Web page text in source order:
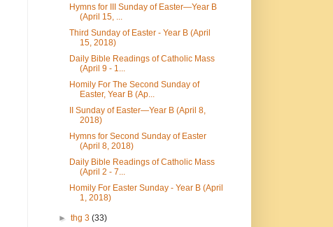
Hymns for III Sunday of Easter—Year B
(April 15, ...
Third Sunday of Easter - Year B (April
15, 2018)
Daily Bible Readings of Catholic Mass
(April 9 - 1...
Homily For The Second Sunday of
Easter, Year B (Ap...
II Sunday of Easter—Year B (April 8,
2018)
Hymns for Second Sunday of Easter
(April 8, 2018)
Daily Bible Readings of Catholic Mass
(April 2 - 7...
Homily For Easter Sunday - Year B (April
1, 2018)
►thg 3(33)